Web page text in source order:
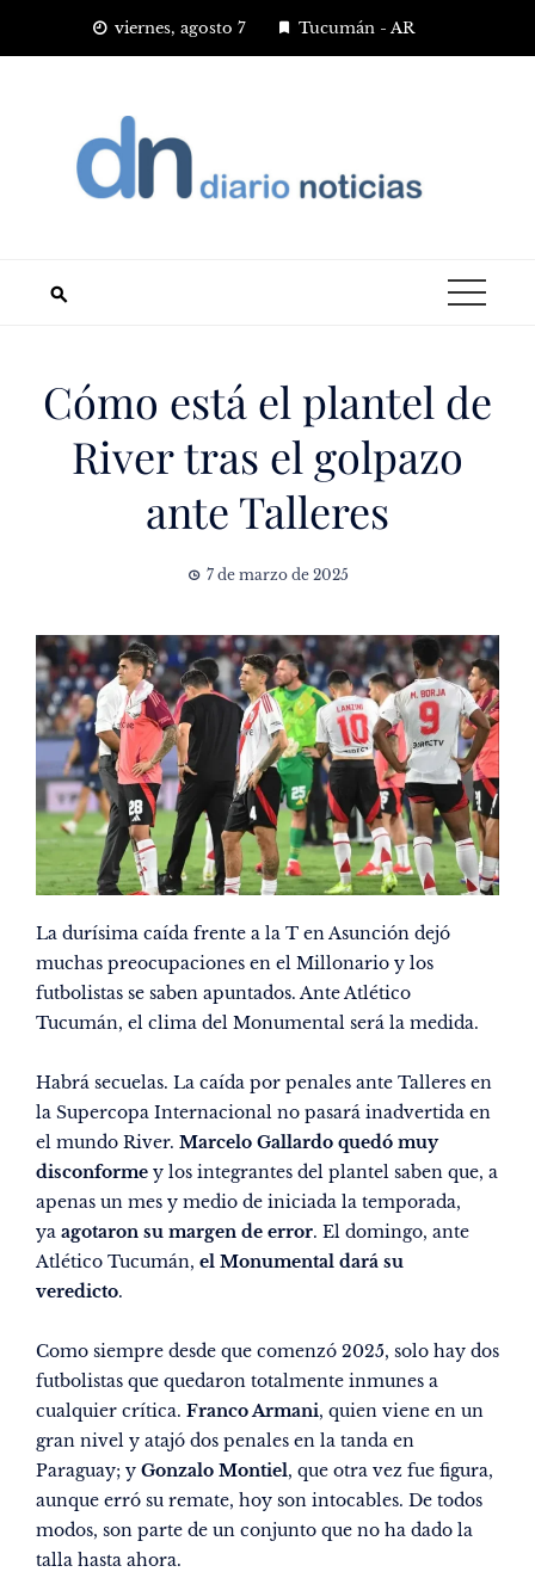
viernes, agosto 7 Tucumán - AR
Cómo está el plantel de
River tras el golpazo
ante Talleres
7 de marzo de 2025
La durísima caída frente a la T en Asunción dejó
muchas preocupaciones en el Millonario y los
futbolistas se saben apuntados. Ante Atlético
Tucumán, el clima del Monumental será la medida.
Habrá secuelas. La caída por penales ante Talleres en
la Supercopa Internacional no pasará inadvertida en
el mundo River. Marcelo Gallardo quedó muy
disconforme y los integrantes del plantel saben que, a
apenas un mes y medio de iniciada la temporada,
ya agotaron su margen de error. El domingo, ante
Atlético Tucumán, el Monumental dará su
veredicto.
Como siempre desde que comenzó 2025, solo hay dos
futbolistas que quedaron totalmente inmunes a
cualquier crítica. Franco Armani, quien viene en un
gran nivel y atajó dos penales en la tanda en
Paraguay; y Gonzalo Montiel, que otra vez fue figura,
aunque erró su remate, hoy son intocables. De todos
modos, son parte de un conjunto que no ha dado la
talla hasta ahora.